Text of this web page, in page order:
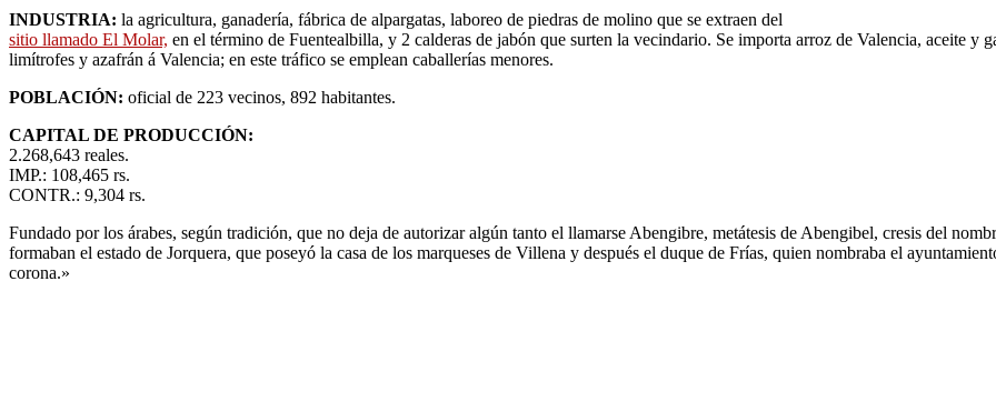
INDUSTRIA: la agricultura, ganadería, fábrica de alpargatas, laboreo de piedras de molino que se extraen del
sitio llamado El Molar, en el término de Fuentealbilla, y 2 calderas de jabón que surten la vecindario. Se importa arroz de Valencia, aceite y
limítrofes y azafrán á Valencia; en este tráfico se emplean caballerías menores.
POBLACIÓN: oficial de 223 vecinos, 892 habitantes.
CAPITAL DE PRODUCCIÓN:
2.268,643 reales.
IMP.: 108,465 rs.
CONTR.: 9,304 rs.
Fundado por los árabes, según tradición, que no deja de autorizar algún tanto el llamarse Abengibre, metátesis de Abengibel, cresis del
formaban el estado de Jorquera, que poseyó la casa de los marqueses de Villena y después el duque de Frías, quien nombraba el
corona.»